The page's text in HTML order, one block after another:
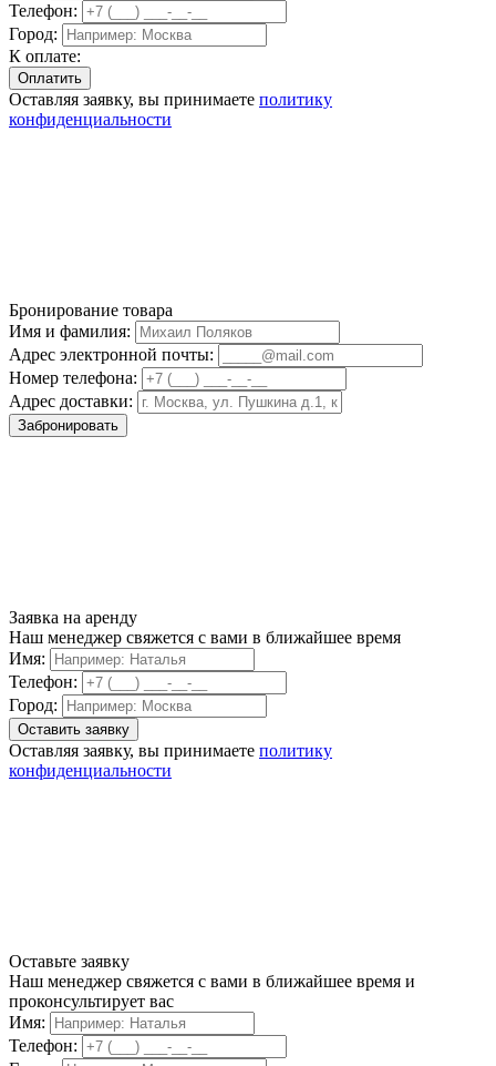
Телефон:
Город:
К оплате:
Оставляя заявку, вы принимаете политику
конфиденциальности
Бронирование товара
Имя и фамилия:
Адрес электронной почты:
Номер телефона:
Адрес доставки:
Забронировать
Заявка на аренду
Наш менеджер свяжется с вами в ближайшее время
Имя:
Телефон:
Город:
Оставляя заявку, вы принимаете политику
конфиденциальности
Оставьте заявку
Наш менеджер свяжется с вами в ближайшее время и
проконсультирует вас
Имя:
Телефон: